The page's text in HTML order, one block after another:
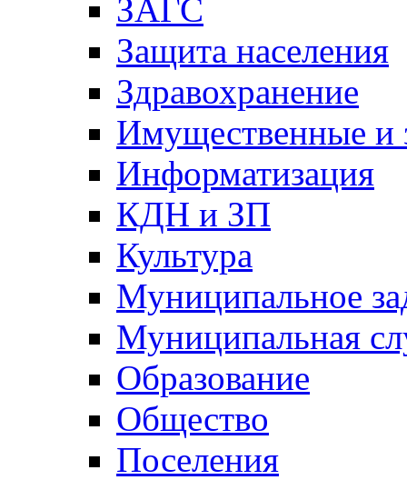
ЗАГС
Защита населения
Здравохранение
Имущественные и
Информатизация
КДН и ЗП
Культура
Муниципальное
Муниципальная
Образование
Общество
Поселения